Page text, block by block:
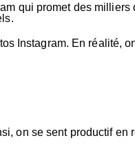
qui promet des milliers
Instagram. En réalité,
on se sent productif en